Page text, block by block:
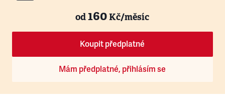
od160Kč/měsíc
Koupit předplatné
Mám předplatné, přihlásím se